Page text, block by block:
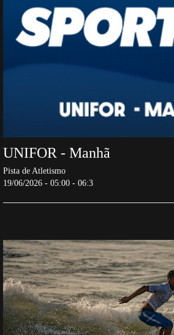
UNIFOR - Manhã
Pista de Atletismo
19/06/2026 - 05:00 - 06:3